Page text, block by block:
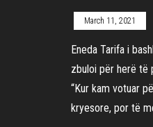
March 11, 2021
Eneda Tarifa i
zbuloi për herë të
“Kur kam votuar
kryesore, por të